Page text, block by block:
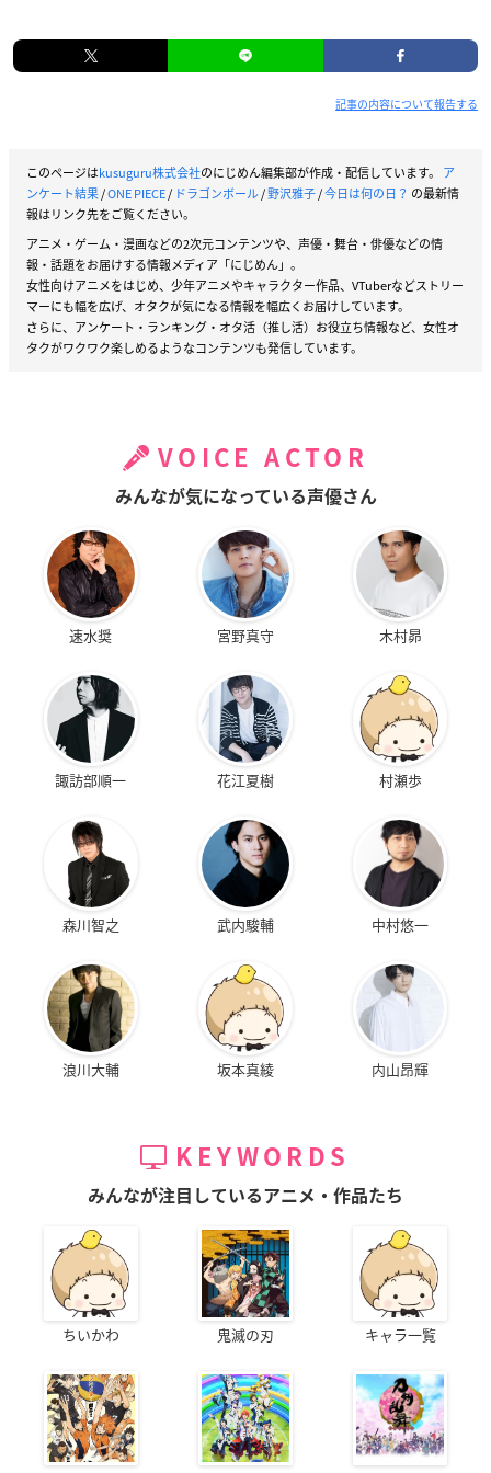
記事の内容について報告する
このページはkusuguru株式会社のにじめん編集部が作成・配信しています。 ア
ンケート結果/ONE PIECE/ ドラゴンボール/野沢雅子/今日は何の日？ の最新情
報はリンク先をご覧ください。
アニメ・ゲーム・漫画などの2次元コンテンツや、声優・舞台・俳優などの情
報・話題をお届けする情報メディア「にじめん」。
女性向けアニメをはじめ、少年アニメやキャラクター作品、VTuberなどストリー
マーにも幅を広げ、オタクが気になる情報を幅広くお届けしています。
さらに、アンケート・ランキング・オタ活（推し活）お役立ち情報など、女性オ
タクがワクワク楽しめるようなコンテンツも発信しています。
VOICE ACTOR
みんなが気になっている声優さん
速水奨 宮野真守 木村昴
諏訪部順一 花江夏樹 村瀬歩
森川智之 武内駿輔 中村悠一
浪川大輔 坂本真綾 内山昂輝
KEYWORDS
みんなが注目しているアニメ・作品たち
ちいかわ 鬼滅の刃 キャラ一覧